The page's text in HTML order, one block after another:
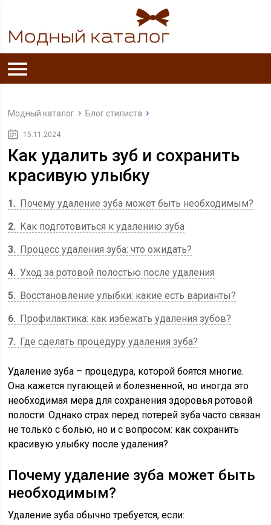
Модный каталог Блог стилиста
15.11.2024
Как удалить зуб и сохранить
красивую улыбку
1
Почему удаление зуба может быть необходимым?
2
Как подготовиться к удалению зуба
3
Процесс удаления зуба: что ожидать?
4 Уход за ротовой полостью после удаления
5
Восстановление улыбки: какие есть варианты?
6
Профилактика: как избежать удаления зубов?
7
Где сделать процедуру удаления зуба?
Удаление зуба – процедура, которой боятся многие.
Она кажется пугающей и болезненной, но иногда это
необходимая мера для сохранения здоровья ротовой
полости. Однако страх перед потерей зуба часто связан
не только с болью, но и с вопросом: как сохранить
красивую улыбку после удаления?
Почему удаление зуба может быть
необходимым?
Удаление зуба обычно требуется, если: